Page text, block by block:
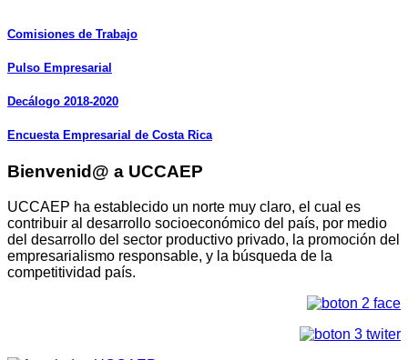
Comisiones de Trabajo
Pulso Empresarial
Decálogo 2018-2020
Encuesta Empresarial de Costa Rica
Bienvenid@ a UCCAEP
UCCAEP ha establecido un norte muy claro, el cual es
contribuir al desarrollo socioeconómico del país, por medio
del desarrollo del sector productivo privado, la promoción del
empresarialismo responsable, y la búsqueda de la
competitividad país.